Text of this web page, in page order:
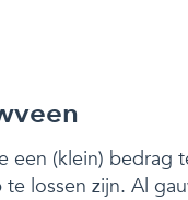
(klein) bedrag
lossen zijn. Al